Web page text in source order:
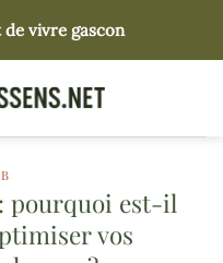
vivre gascon
pourquoi est-il
vos